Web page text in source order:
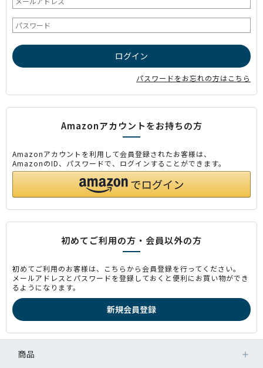
パスワードをお忘れの方はこちら
Amazonアカウントをお持ちの方
Amazonアカウントを利用して会員登録されたお客様は、
AmazonのID、パスワードで、ログインすることができます。
初めてご利用の方・会員以外の方
初めてご利用のお客様は、こちらから会員登録を行ってください。
メールアドレスとパスワードを登録しておくと便利にお買い物ができ
るようになります。
商品